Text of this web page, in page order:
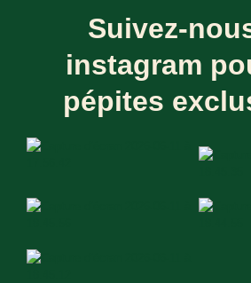
Suivez-
instagram
pépites